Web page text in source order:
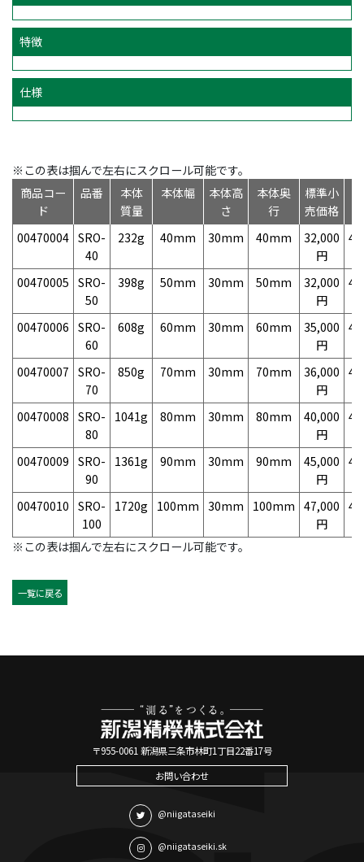
特徴
仕様
※この表は掴んで左右にスクロール可能です。
商品コー
ド
品番
本体
質量
本体幅
本体高
さ
本体奥
行
標準小
売価格
00470004 SRO-
40
232g 40mm 30mm 40mm
32,000
円
00470005 SRO-
50
398g 50mm 30mm 50mm
32,000
円
00470006 SRO-
60
608g 60mm 30mm 60mm
35,000
円
00470007 SRO-
70
850g 70mm 30mm 70mm
36,000
円
00470008 SRO-
80
1041g 80mm 30mm 80mm
40,000
円
00470009 SRO-
90
1361g 90mm 30mm 90mm
45,000
円
00470010 SRO-
100
1720g 100mm 30mm 100mm 47,000
円
※この表は掴んで左右にスクロール可能です。
一覧に戻る
〒955-0061 新潟県三条市林町1丁目22番17号
お問い合わせ
@niigataseiki
@niigataseiki.sk